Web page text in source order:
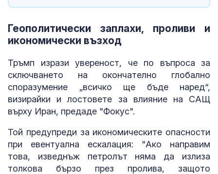
Геополитически заплахи, проливи и
икономически възход
Тръмп изрази увереност, че по въпроса за
сключването на окончателно глобално
споразумение „всичко ще бъде наред“,
визирайки и лостовете за влияние на САЩ
върху Иран, предаде "Фокус".
Той предупреди за икономическите опасности
при евентуална ескалация: "Ако направим
това, изведнъж петролът няма да излиза
толкова бързо през пролива, защото